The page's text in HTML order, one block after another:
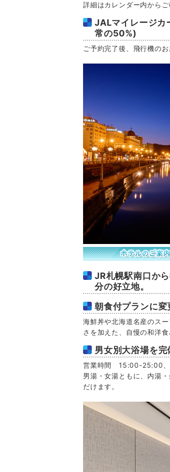
詳細はカレンダー内からご
JALマイレージカ
常の50%)
ご予約完了後、飛行機の
JR札幌駅南口か
分の好立地。
朝食付プランに
海鮮丼や北海道名産のス
さを加えた、自慢の和洋
男女別大浴場を完
営業時間 15:00-25:00
男湯・女湯ともに、内湯
だけます。